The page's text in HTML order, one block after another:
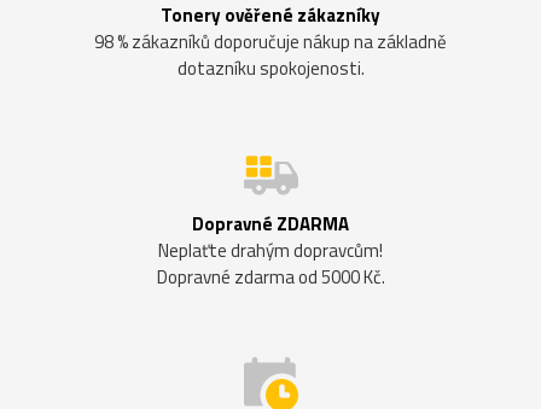
Tonery ověřené zákazníky
98 % zákazníků doporučuje nákup na základně
dotazníku spokojenosti.
Dopravné ZDARMA
Neplaťte drahým dopravcům!
Dopravné zdarma od 5000 Kč.